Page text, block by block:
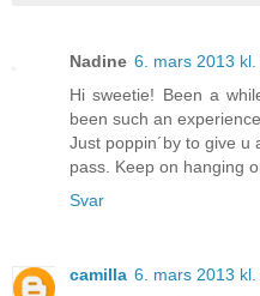
Nadine 6. mars 2013 kl.
Hi sweetie! Been a
been such an
Just poppin´by to give
pass. Keep on hanging
Svar
camilla 6. mars 2013 kl.